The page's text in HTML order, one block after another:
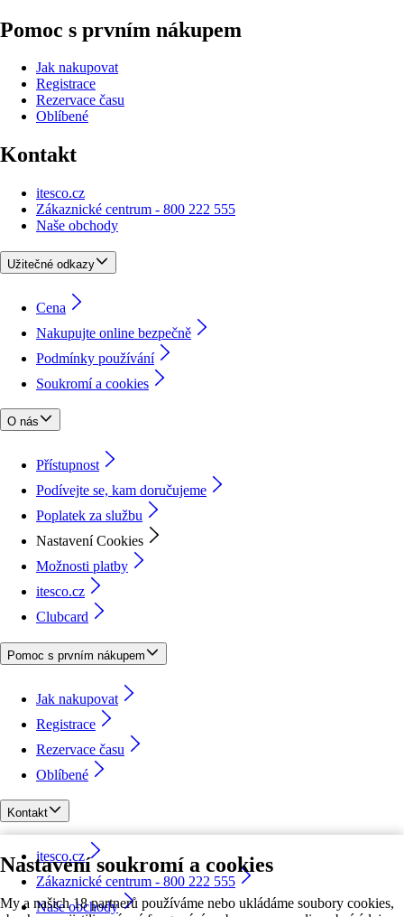
Nastavení soukromí a cookies
My a našich 18 partnerů používáme nebo ukládáme soubory cookies,
Pomoc s prvním nákupem
Jak nakupovat
Registrace
Rezervace času
Oblíbené
Kontakt
itesco.cz
Zákaznické centrum - 800 222 555
Naše obchody
Užitečné odkazy
Cena
Nakupujte online bezpečně
Podmínky používání
Soukromí a cookies
O nás
Přístupnost
Podívejte se, kam doručujeme
Poplatek za službu
Nastavení Cookies
Možnosti platby
itesco.cz
Clubcard
Pomoc s prvním nákupem
Jak nakupovat
Registrace
Rezervace času
Oblíbené
Kontakt
itesco.cz
Zákaznické centrum - 800 222 555
Naše obchody